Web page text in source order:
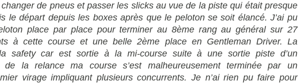
de pneus et passer les slicks au vue de la piste qui était presque
le départ depuis les boxes après que le peloton se soit élancé. J’ai pu
place par place pour terminer au 8ème rang au général sur 27
à cette course et une belle 2ème place en Gentleman Driver. La
safety car est sortie à la mi-course suite à une sortie piste d’un
la relance ma course s’est malheureusement terminée par un
virage impliquant plusieurs concurrents. Je n’ai rien pu faire pour
Essai – Morgan Supersport